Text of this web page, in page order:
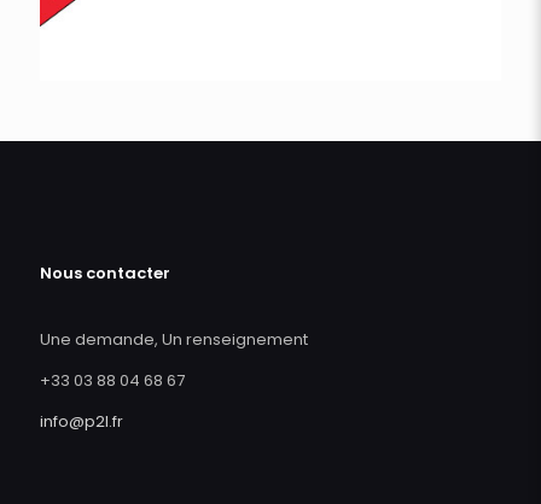
Nous contacter
Une demande, Un renseignement
+33 03 88 04 68 67
info@p2l.fr